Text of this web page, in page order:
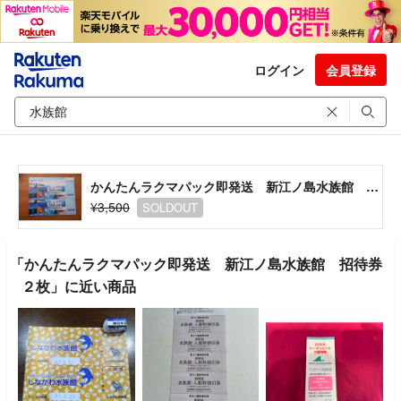
ログイン 会員登録
かんたんラクマパック即発送 新江ノ島水族館 招待券２枚
¥3,500
SOLDOUT
「かんたんラクマパック即発送 新江ノ島水族館 招待券
２枚」に近い商品